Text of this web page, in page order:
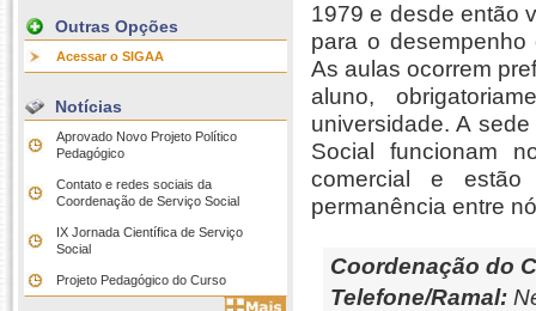
Outras Opções
Acessar o SIGAA
Notícias
Aprovado Novo Projeto Político
Pedagógico
Contato e redes sociais da
Coordenação de Serviço Social
IX Jornada Científica de Serviço
Social
Projeto Pedagógico do Curso
1979 e desde então
para o desempenho
As aulas ocorrem
aluno,
universidade. A
Social funcionam
comercial e estão
permanência entre
Coordenação do
Telefone/Ramal: